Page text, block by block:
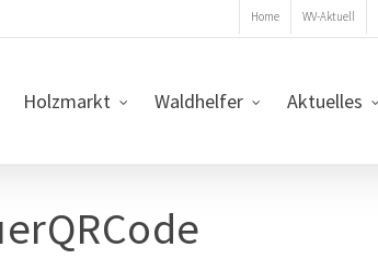
Home WV-Aktuell
Holzmarkt Waldhelfer Aktuelles